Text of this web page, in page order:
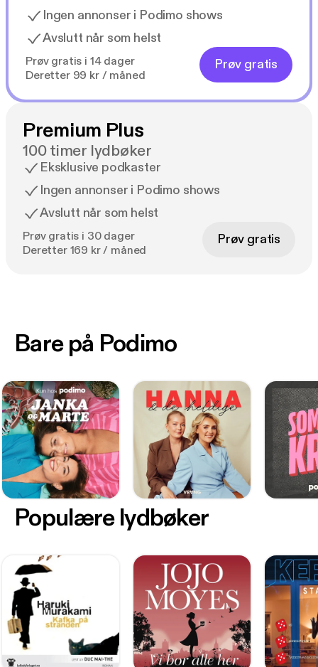
Ingen annonser i Podimo shows
Avslutt når som helst
Prøv gratis i 14 dager
Deretter 99 kr / måned
Prøv gratis
Premium Plus
100 timer lydbøker
Eksklusive podkaster
Ingen annonser i Podimo shows
Avslutt når som helst
Prøv gratis i 30 dager
Deretter 169 kr / måned
Prøv gratis
Bare på Podimo
Populære lydbøker